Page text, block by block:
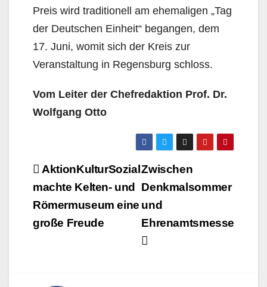
Preis wird traditionell am ehemaligen „Tag
der Deutschen Einheit“ begangen, dem
17. Juni, womit sich der Kreis zur
Veranstaltung in Regensburg schloss.
Vom Leiter der Chefredaktion Prof. Dr.
Wolfgang Otto
Beitragsnavigation
Zwischen
Denkmalsommer
und
Ehrenamtsmesse
AktionKulturSozial
machte Kelten- und
Römermuseum eine
große Freude